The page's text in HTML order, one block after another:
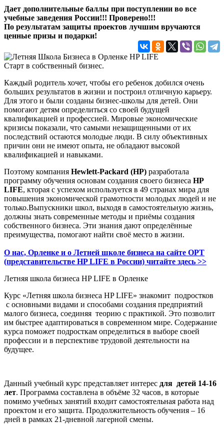
Дает дополнительные баллы при поступлении во все
учебные заведения России!!! Проверено!!!
По результатам защиты проектов лучшим вручаются
ценные призы и подарки!
Старт в собственный бизнес.
Каждый родитель хочет, чтобы его ребенок добился очень
больших результатов в жизни и построил отличную карьеру.
Для этого и были созданы бизнес-школы для детей. Они
помогают детям определиться со своей будущей
квалификацией и профессией. Мировые экономические
кризисы показали, что самыми незащищенными от их
последствий остаются молодые люди. В силу объективных
причин они не имеют опыта, не обладают высокой
квалификацией и навыками.
Поэтому компания Hewlett-Packard (HP) разработала
программу обучения основам создания своего бизнеса HP
LIFE, кторая с успехом используется в 49 странах мира для
повышения экономической грамотности молодых людей и не
только.Выпускники школ, выходя в самостоятельную жизнь,
должны знать современные методы и приёмы создания
собственного бизнеса. Эти знания дают определённые
преимущества, помогают найти своё место в жизни.
О нас, Орленке и о Летней школе бизнеса на сайте ОРТ
(представительстве HP LIFE в России) читайте здесь >>
Летняя школа бизнеса HP LIFE в Орленке
Курс «Летняя школа бизнеса HP LIFE» знакомит подростков
с основными видами и способами создания предприятий
малого бизнеса, соединяя теорию с практикой. Это позволит
им быстрее адаптироваться в современном мире. Содержание
курса поможет подросткам определиться в выборе своей
профессии и в перспективе трудовой деятельности на
будущее.
Данный учебный курс представляет интерес для детей 14-16
лет. Программа составлена в объёме 32 часов, в которые
помимо учебных занятий входит самостоятельная работа над
проектом и его защита. Продолжительность обучения – 16
дней в рамках 21-дневной лагерной смены.